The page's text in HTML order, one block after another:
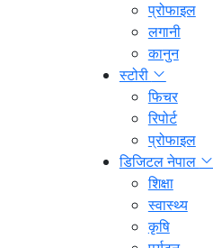
प्रोफाइल
लगानी
कानुन
स्टोरी
फिचर
रिपोर्ट
प्रोफाइल
डिजिटल नेपाल
शिक्षा
स्वास्थ्य
कृषि